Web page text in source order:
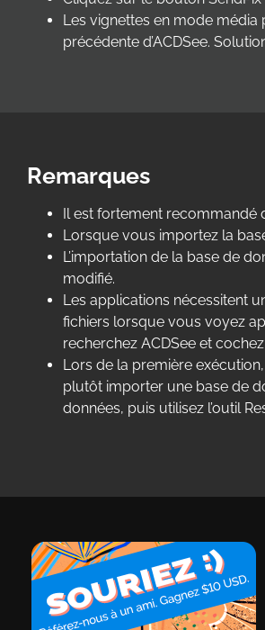
Les vignettes en mode média
précédente d’ACDSee.
Remarques
Il est fortement recommandé
Lorsque vous importez la
L’importation de la base de
modifié.
Les applications nécessitent
fichiers lorsque vous voyez
recherchez ACDSee et
Lors de la première
plutôt importer une base de
données, puis utilisez l’outil